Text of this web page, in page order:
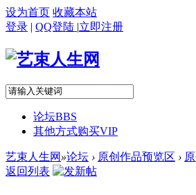
设为首页 收藏本站
登录 | QQ登陆 |立即注册
论坛BBS
其他方式购买VIP
艺束人生网 »论坛 › 原创作品预览区 ›
返回列表